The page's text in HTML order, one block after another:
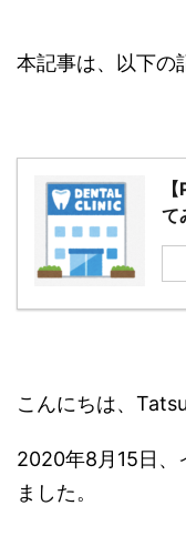
本記事は、以下の
て
こんにちは、
2020年8月15日、
ました。